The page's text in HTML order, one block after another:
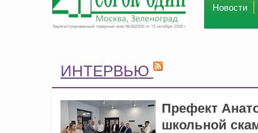
Новости
ИНТЕРВЬЮ
Префект
школьной